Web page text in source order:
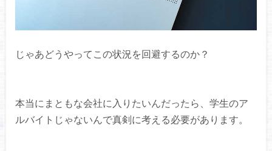
じゃあどうやってこの状況を回避するのか？
本当にまともな会社に入りたいんだったら、学生のア
ルバイトじゃないんで真剣に考える必要があります。